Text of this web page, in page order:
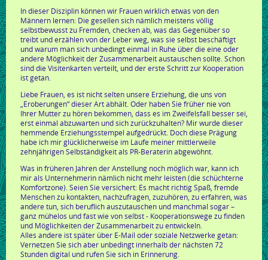
In dieser Disziplin können wir Frauen wirklich etwas von den
Männern lernen: Die gesellen sich nämlich meistens völlig
selbstbewusst zu Fremden, checken ab, was das Gegenüber so
treibt und erzählen von der Leber weg, was sie selbst beschäftigt
und warum man sich unbedingt einmal in Ruhe über die eine oder
andere Möglichkeit der Zusammenarbeit austauschen sollte. Schon
sind die Visitenkarten verteilt, und der erste Schritt zur Kooperation
ist getan.
Liebe Frauen, es ist nicht selten unsere Erziehung, die uns von
„Eroberungen“ dieser Art abhält. Oder haben Sie früher nie von
Ihrer Mutter zu hören bekommen, dass es im Zweifelsfall besser sei,
erst einmal abzuwarten und sich zurückzuhalten? Mir wurde dieser
hemmende Erziehungsstempel aufgedrückt. Doch diese Prägung
habe ich mir glücklicherweise im Laufe meiner mittlerweile
zehnjährigen Selbständigkeit als PR-Beraterin abgewöhnt.
Was in früheren Jahren der Anstellung noch möglich war, kann ich
mir als Unternehmerin nämlich nicht mehr leisten (die schüchterne
Komfortzone). Seien Sie versichert: Es macht richtig Spaß, fremde
Menschen zu kontakten, nachzufragen, zuzuhören, zu erfahren, was
andere tun, sich beruflich auszutauschen und manchmal sogar –
ganz mühelos und fast wie von selbst - Kooperationswege zu finden
und Möglichkeiten der Zusammenarbeit zu entwickeln.
Alles andere ist später über E-Mail oder soziale Netzwerke getan:
Vernetzen Sie sich aber unbedingt innerhalb der nächsten 72
Stunden digital und rufen Sie sich in Erinnerung.